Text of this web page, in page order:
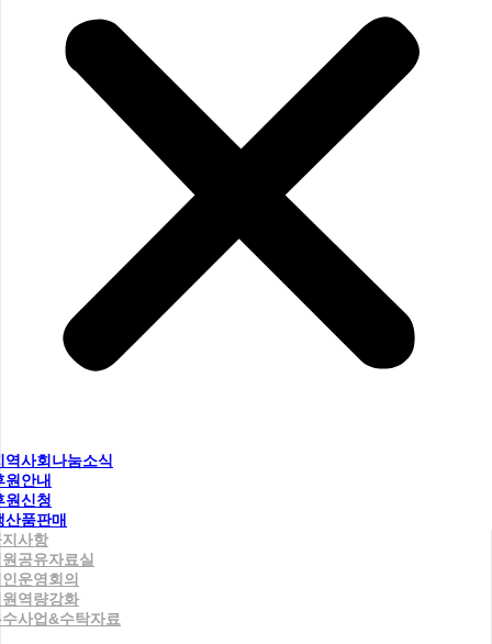
역사회나눔소식
원안내
원신청
산품판매
사항
공유자료실
운영회의
역량강화
사업&수탁자료